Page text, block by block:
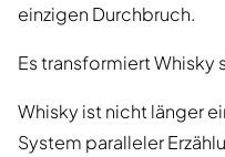
einzigen Durchbruch.
Es transformiert Whisky
Whisky ist nicht länger
System paralleler